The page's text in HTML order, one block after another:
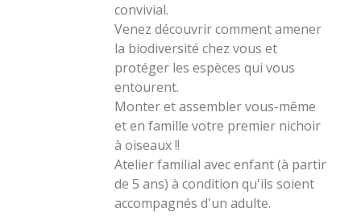
convivial.
Venez découvrir comment amener
la biodiversité chez vous et
protéger les espèces qui vous
entourent.
Monter et assembler vous-même
et en famille votre premier nichoir
à oiseaux !!
Atelier familial avec enfant (à partir
de 5 ans) à condition qu'ils soient
accompagnés d'un adulte.